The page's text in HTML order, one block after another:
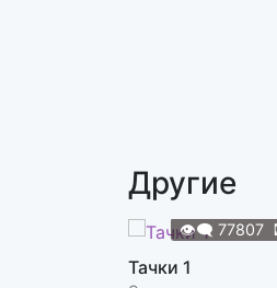
Другие
👁️‍🗨️ 77807
Тачки 1